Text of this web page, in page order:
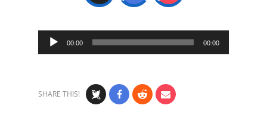
Audio
Player
00:00 00:00
SHARE THIS!